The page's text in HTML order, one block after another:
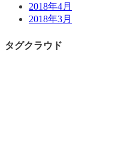
2018年4月
2018年3月
タグクラウド